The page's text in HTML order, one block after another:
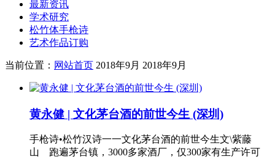
最新资讯
学术研究
松竹体手枪诗
艺术作品订购
当前位置： 网站首页 2018年9月 2018年9月
黄永健 | 文化茅台酒的前世今生 (深圳)
手枪诗•松竹汉诗一一文化茅台酒的前世今生文\紫藤
山 跑遍茅台镇，3000多家酒厂，仅300家有生产许可